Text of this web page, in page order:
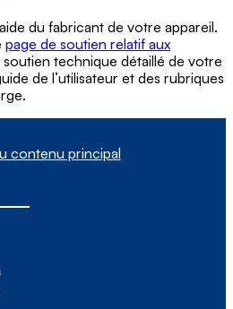
du fabricant de votre appareil.
page de soutien relatif aux
soutien technique détaillé de votre
de l’utilisateur et des rubriques
contenu principal